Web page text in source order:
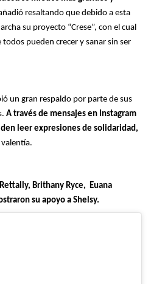
resaltando que debido a esta
su proyecto “Crese”, con el cual
pueden crecer y sanar sin ser
un gran respaldo por parte de sus
A través de mensajes en Instagram
leer expresiones de solidaridad,
Brithany Ryce, Euana
su apoyo a Shelsy.